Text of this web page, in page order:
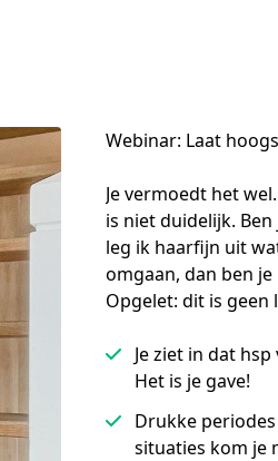
Webinar: Laat
Je vermoedt het
is niet duidelijk.
leg ik haarfijn uit
omgaan, dan ben
Opgelet: dit is geen
Je ziet in dat
Het is je gave!
Drukke
situaties kom je